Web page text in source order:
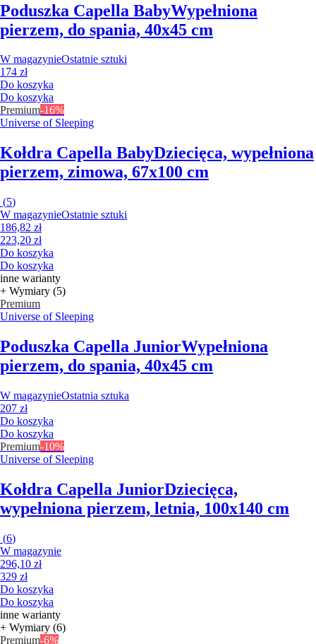
Poduszka Capella BabyWypełniona
pierzem, do spania, 40x45 cm
W magazynieOstatnie sztuki
174 zł
Do koszyka
Do koszyka
Premium-16%
Universe of Sleeping
Kołdra Capella BabyDziecięca, wypełniona
pierzem, zimowa, 67x100 cm
(5)
W magazynieOstatnie sztuki
186,82 zł
223,20 zł
Do koszyka
Do koszyka
inne warianty
+ Wymiary (5)
Premium
Universe of Sleeping
Poduszka Capella JuniorWypełniona
pierzem, do spania, 40x45 cm
W magazynieOstatnia sztuka
207 zł
Do koszyka
Do koszyka
Premium-10%
Universe of Sleeping
Kołdra Capella JuniorDziecięca,
wypełniona pierzem, letnia, 100x140 cm
(6)
W magazynie
296,10 zł
329 zł
Do koszyka
Do koszyka
inne warianty
+ Wymiary (6)
Premium-6%